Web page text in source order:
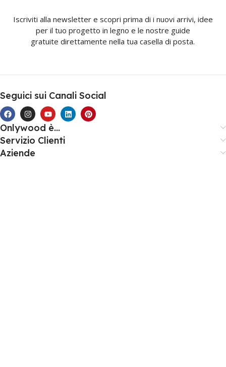
Iscriviti alla newsletter e scopri prima di i nuovi arrivi, idee
per il tuo progetto in legno e le nostre guide
gratuite direttamente nella tua casella di posta.
Seguici sui Canali Social
Onlywood è...
Servizio Clienti
Aziende